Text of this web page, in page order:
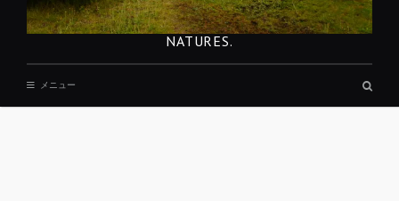
NATURES.
メニュー